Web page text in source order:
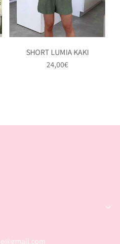
SHORT LUMIA KAKI
24,00€